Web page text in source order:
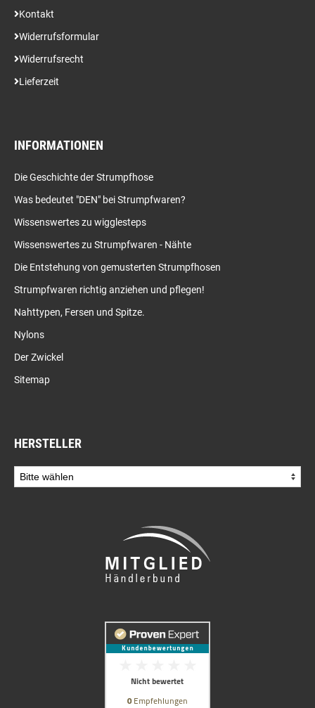
Kontakt
Widerrufsformular
Widerrufsrecht
Lieferzeit
INFORMATIONEN
Die Geschichte der Strumpfhose
Was bedeutet "DEN" bei Strumpfwaren?
Wissenswertes zu wigglesteps
Wissenswertes zu Strumpfwaren - Nähte
Die Entstehung von gemusterten Strumpfhosen
Strumpfwaren richtig anziehen und pflegen!
Nahttypen, Fersen und Spitze.
Nylons
Der Zwickel
Sitemap
HERSTELLER